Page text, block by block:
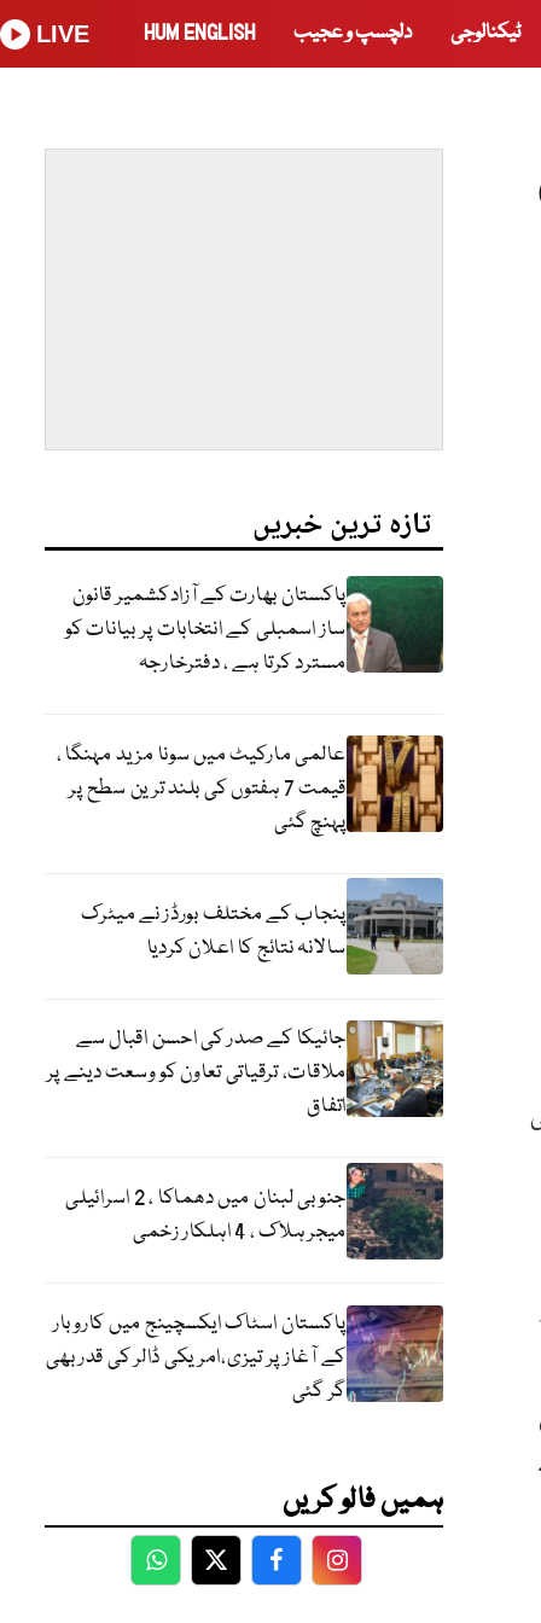
ٹیکنالوجی دلچسپ و عجیب HUM ENGLISH
LIVE
تازہ ترین خبریں
پاکستان بھارت کے آزادکشمیر قانون
ساز اسمبلی کے انتخابات پر بیانات کو
مسترد کرتا ہے ، دفترخارجہ
عالمی مارکیٹ میں سونا مزید مہنگا ،
قیمت 7 ہفتوں کی بلند ترین سطح پر
پہنچ گئی
پنجاب کے مختلف بورڈز نے میٹرک
سالانہ نتائج کا اعلان کردیا
جائیکا کے صدر کی احسن اقبال سے
ملاقات، ترقیاتی تعاون کو وسعت دینے پر
اتفاق
جنوبی لبنان میں دھماکا ، 2 اسرائیلی
میجر ہلاک ، 4 اہلکار زخمی
پاکستان اسٹاک ایکسچینج میں کاروبار
کے آغاز پر تیزی،امریکی ڈالر کی قدر بھی
گر گئی
ہمیں فالو کریں
WhatsApp
TwitterFacebookFacebook